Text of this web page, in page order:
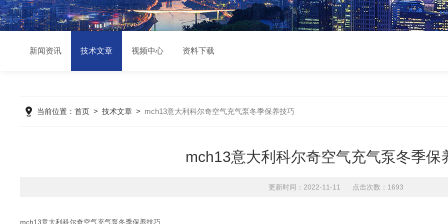
新闻资讯 技术文章 视频中心 资料下载
当前位置：首页 >技术文章 > mch13意大利科尔奇空气充气泵冬季保养技巧
mch13意大利科尔奇空气充气泵冬季保
更新时间：2022-11-11 点击次数：1693
mch13意大利科尔奇空气充气泵冬季保养技巧